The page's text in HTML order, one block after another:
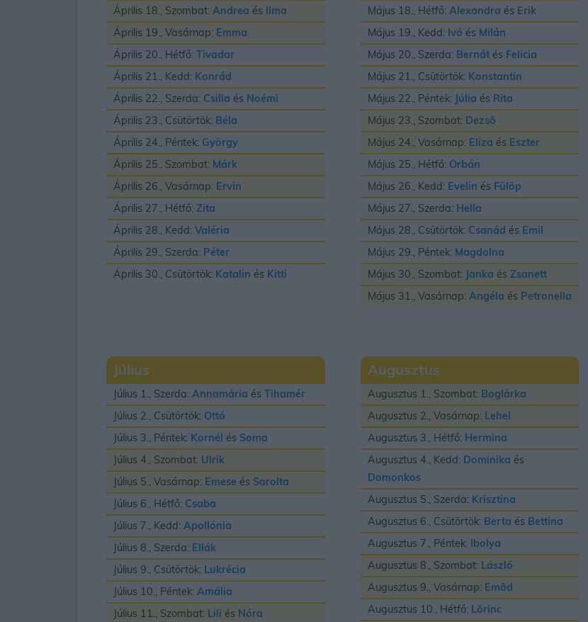
Április 18., Szombat: Andrea és Ilma
Április 19., Vasárnap: Emma
Április 20., Hétfő: Tivadar
Április 21., Kedd: Konrád
Április 22., Szerda: Csilla és Noémi
Április 23., Csütörtök: Béla
Április 24., Péntek: György
Április 25., Szombat: Márk
Április 26., Vasárnap: Ervin
Április 27., Hétfő: Zita
Április 28., Kedd: Valéria
Április 29., Szerda: Péter
Április 30., Csütörtök: Katalin és Kitti
Május 18., Hétfő: Alexandra és Erik
Május 19., Kedd: Ivó és Milán
Május 20., Szerda: Bernátés Felicia
Május 21., Csütörtök: Konstantin
Május 22., Péntek: Júlia és Rita
Május 23., Szombat: Dezsõ
Május 24., Vasárnap: Eliza és Eszter
Május 25., Hétfő: Orbán
Május 26., Kedd: Evelin és Fülöp
Május 27., Szerda: Hella
Május 28., Csütörtök: Csanád és Emil
Május 29., Péntek: Magdolna
Május 30., Szombat: Janka és Zsanett
Május 31., Vasárnap: Angéla és Petronella
Július
Július 1., Szerda: Annamária és Tihamér
Július 2., Csütörtök: Ottó
Július 3., Péntek: Kornél és Soma
Július 4., Szombat: Ulrik
Július 5., Vasárnap: Emese és Sarolta
Július 6., Hétfő: Csaba
Július 7., Kedd: Apollónia
Július 8., Szerda: Ellák
Július 9., Csütörtök: Lukrécia
Július 10., Péntek: Amália
Július 11., Szombat: Lili és Nóra
Augusztus
Augusztus 1., Szombat: Boglárka
Augusztus 2., Vasárnap: Lehel
Augusztus 3., Hétfő: Hermina
Augusztus 4., Kedd: Dominika és
Domonkos
Augusztus 5., Szerda: Krisztina
Augusztus 6., Csütörtök: Berta és Bettina
Augusztus 7., Péntek: Ibolya
Augusztus 8., Szombat: László
Augusztus 9., Vasárnap: Emõd
Augusztus 10., Hétfő: Lõrinc